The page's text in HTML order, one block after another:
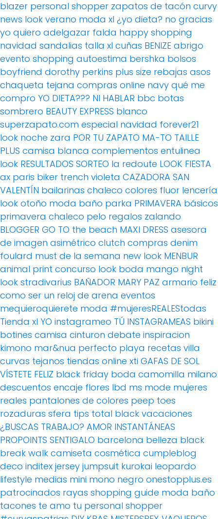
blazer personal shopper zapatos de tacón curvy
news look verano moda xl ¿yo dieta? no gracias
yo quiero adelgazar falda happy shopping
navidad sandalias talla xl cuñas BENIZE abrigo
evento shopping autoestima bershka bolsos
boyfriend dorothy perkins plus size rebajas asos
chaqueta tejana compras online navy qué me
compro YO DIETA??? NI HABLAR bbc botas
sombrero BEAUTY EXPRESS blanco
superzapato.com especial navidad forever21
look noche zara POR TU ZAPATO MA-TO TAILLE
PLUS camisa blanca complementos entulinea
look RESULTADOS SORTEO la redoute LOOK FIESTA
ax paris biker trench violeta CAZADORA SAN
VALENTÍN bailarinas chaleco colores fluor lencería
look otoño moda baño parka PRIMAVERA básicos
primavera chaleco pelo regalos zalando
BLOGGER GO TO the beach MAXI DRESS asesora
de imagen asimétrico clutch compras denim
foulard must de la semana new look MENBUR
animal print concurso look boda mango night
look stradivarius BAÑADOR MARY PAZ armario feliz
como ser un reloj de arena eventos
mequieroquierete moda #mujeresREALEStodas
Tienda xl YO instagrameo TÚ INSTAGRAMEAS bikini
botines camisa cinturon debate inspiracion
kimono mar&nua perfecto playa recetas villa
curvas tejanos tiendas online xti GAFAS DE SOL
VÍSTETE FELIZ black friday boda camomilla milano
descuentos encaje flores lbd ms mode mujeres
reales pantalones de colores peep toes
rozaduras sfera tips total black vacaciones
¿BUSCAS TRABAJO? AMOR INSTANTÁNEAS
PROPOINTS SENTIGALO barcelona belleza black
break walk camiseta cosmética cumpleblog
deco inditex jersey jumpsuit kurokai leopardo
lifestyle medias mini mono negro onestopplus.es
patrocinados rayas shopping guide moda baño
tacones te amo tu personal shopper